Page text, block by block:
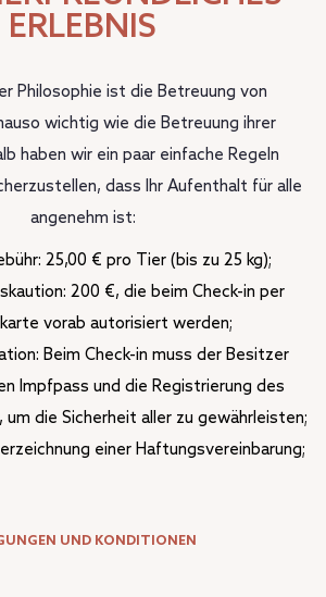
ERLEBNIS
Philosophie ist die Betreuung von
wichtig wie die Betreuung ihrer
haben wir ein paar einfache Regeln
dass Ihr Aufenthalt für alle
angenehm ist:
25,00 € pro Tier (bis zu 25 kg);
200 €, die beim Check-in per
vorab autorisiert werden;
Beim Check-in muss der Besitzer
Impfpass und die Registrierung des
um die Sicherheit aller zu gewährleisten;
einer Haftungsvereinbarung;
UND KONDITIONEN